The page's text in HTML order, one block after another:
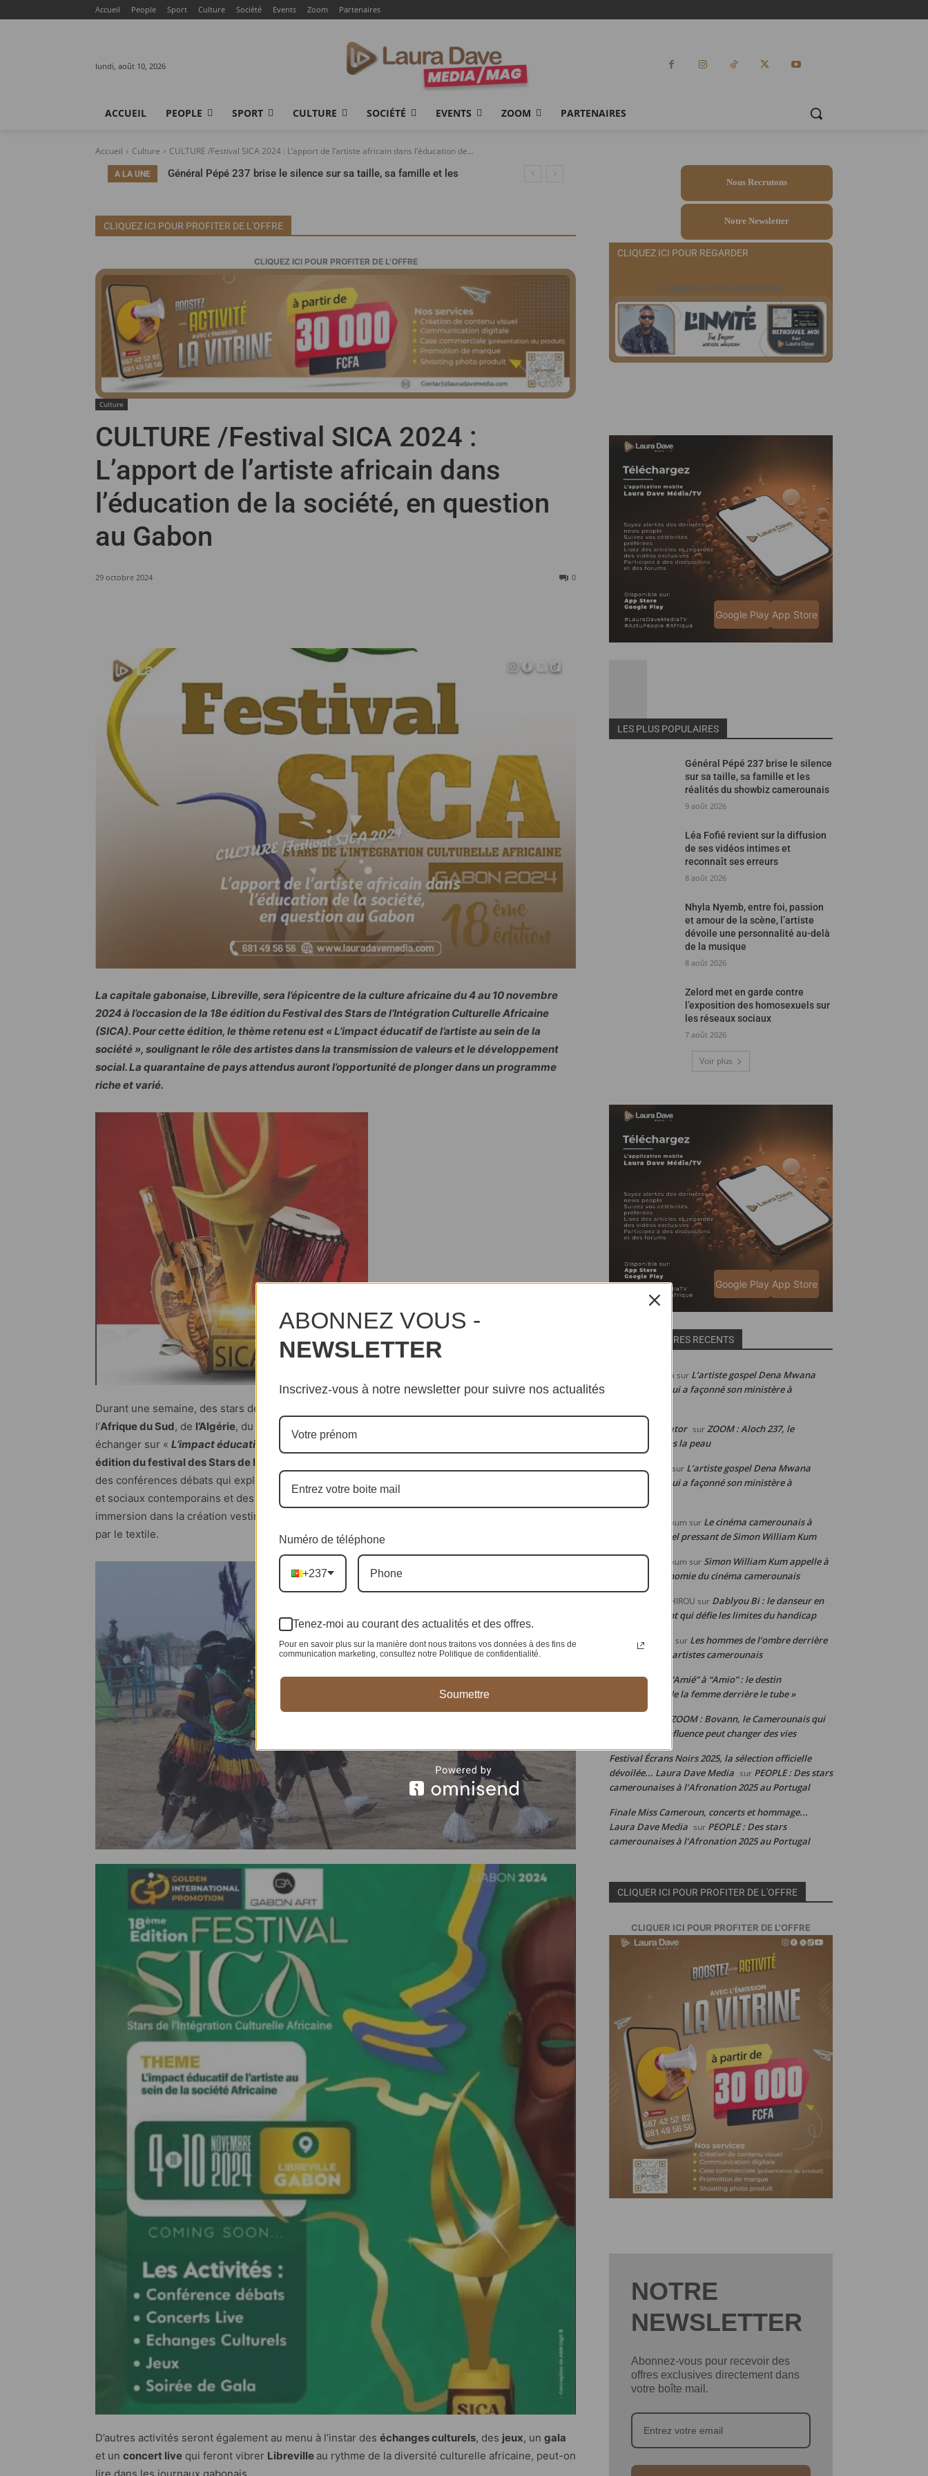
Accueil People Sport Culture Société Events Zoom Partenaires
lundi, août 10, 2026
ACCUEIL PEOPLE SPORT CULTURE SOCIÉTÉ EVENTS ZOOM PARTENAIRES
Accueil Culture CULTURE /Festival SICA 2024 : L’apport de l’artiste africain dans l’éducation de...
A LA UNE
Général Pépé 237 brise le silence sur sa taille, sa famille et les
CLIQUEZ ICI POUR PROFITER DE L'OFFRE
CLIQUEZ ICI POUR PROFITER DE L'OFFRE
Culture
CULTURE /Festival SICA 2024 :
L’apport de l’artiste africain dans
l’éducation de la société, en question
au Gabon
29 octobre 2024 0
La capitale gabonaise, Libreville, sera l’épicentre de la culture africaine du 4 au 10 novembre
2024 à l’occasion de la 18e édition du Festival des Stars de l’Intégration Culturelle Africaine
(SICA). Pour cette édition, le thème retenu est « L’impact éducatif de l’artiste au sein de la
société », soulignant le rôle des artistes dans la transmission de valeurs et le développement
social. La quarantaine de pays attendus auront l’opportunité de plonger dans un programme
riche et varié.
Durant une semaine, des stars de l’intégration culturelle venant du
l’Afrique du Sud, de l’Algérie, du
échanger sur « L’impact éducatif de l’artiste au sein de la société
édition du festival des Stars de l’Intégration Culturelle Africaine
des conférences débats qui exploreront l’influence des artistes africains sur les enjeux éducatifs
et sociaux contemporains et des défilés de mode.
immersion dans la création vestimentaire du continent, mettant en avant l’expression artistique
par le textile.
D’autres activités seront également au menu à l’instar des échanges culturels, des jeux, un gala
et un concert live qui feront vibrer Libreville au rythme de la diversité culturelle africaine, peut-on
lire dans les journaux gabonais.
Nous Recrutons
Notre Newsletter
CLIQUEZ ICI POUR REGARDER
CLIQUEZ ICI POUR REGARDER
Google Play App Store
LES PLUS POPULAIRES
Général Pépé 237 brise le silence
sur sa taille, sa famille et les
réalités du showbiz camerounais
9 août 2026
Léa Fofié revient sur la diffusion
de ses vidéos intimes et
reconnaît ses erreurs
8 août 2026
Nhyla Nyemb, entre foi, passion
et amour de la scène, l’artiste
dévoile une personnalité au-delà
de la musique
8 août 2026
Zelord met en garde contre
l’exposition des homosexuels sur
les réseaux sociaux
7 août 2026
Voir plus
Google Play App Store
COMMENTAIRES RECENTS
Meabelle de Julia sur L’artiste gospel Dena Mwana
dévoile la clé qui a façonné son ministère à
Alain Web-creator surZOOM : Aloch 237, le
Cameroun dans la peau
Stéphanie laure sur L’artiste gospel Dena Mwana
dévoile la clé qui a façonné son ministère à
Simon WILLIAM kum sur Le cinéma camerounais à
l’agonie : l’appel pressant de Simon William Kum
Simon WILLIAM kum sur Simon William Kum appelle à
repenser l’économie du cinéma camerounais
WOGABBA BACHIROU sur Dablyou Bi : le danseur en
fauteuil roulant qui défie les limites du handicap
Achille Djoumsie sur Les hommes de l’ombre derrière
la réussite des artistes camerounais
ChylStylsur
De “Amié” à “Amio” : le destin
bouleversant de la femme derrière le tube »
ZOOM : Bovann, le Camerounais qui
prouve que l’influence peut changer des vies
Festival Écrans Noirs 2025, la sélection officielle
dévoilée... Laura Dave Media sur PEOPLE : Des stars
camerounaises à l’Afronation 2025 au Portugal
Finale Miss Cameroun, concerts et hommage...
Laura Dave Media sur PEOPLE : Des stars
camerounaises à l’Afronation 2025 au Portugal
CLIQUER ICI POUR PROFITER DE L'OFFRE
CLIQUER ICI POUR PROFITER DE L'OFFRE
NOTRE
NEWSLETTER
Abonnez-vous pour recevoir des
offres exclusives directement dans
votre boîte mail.
ABONNEZ VOUS -
NEWSLETTER
Inscrivez-vous à notre newsletter pour suivre nos actualités
Numéro de téléphone
+237
Tenez-moi au courant des actualités et des offres.
Pour en savoir plus sur la manière dont nous traitons vos données à des fins de
communication marketing, consultez notre Politique de confidentialité.
Soumettre